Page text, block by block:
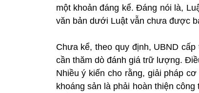
một khoản đáng kể. Đáng nói là,
văn bản dưới Luật vẫn chưa được
Chưa kể, theo quy định, UBND
cần thăm dò đánh giá trữ lượng.
Nhiều ý kiến cho rằng, giải pháp
khoáng sản là phải hoàn thiện